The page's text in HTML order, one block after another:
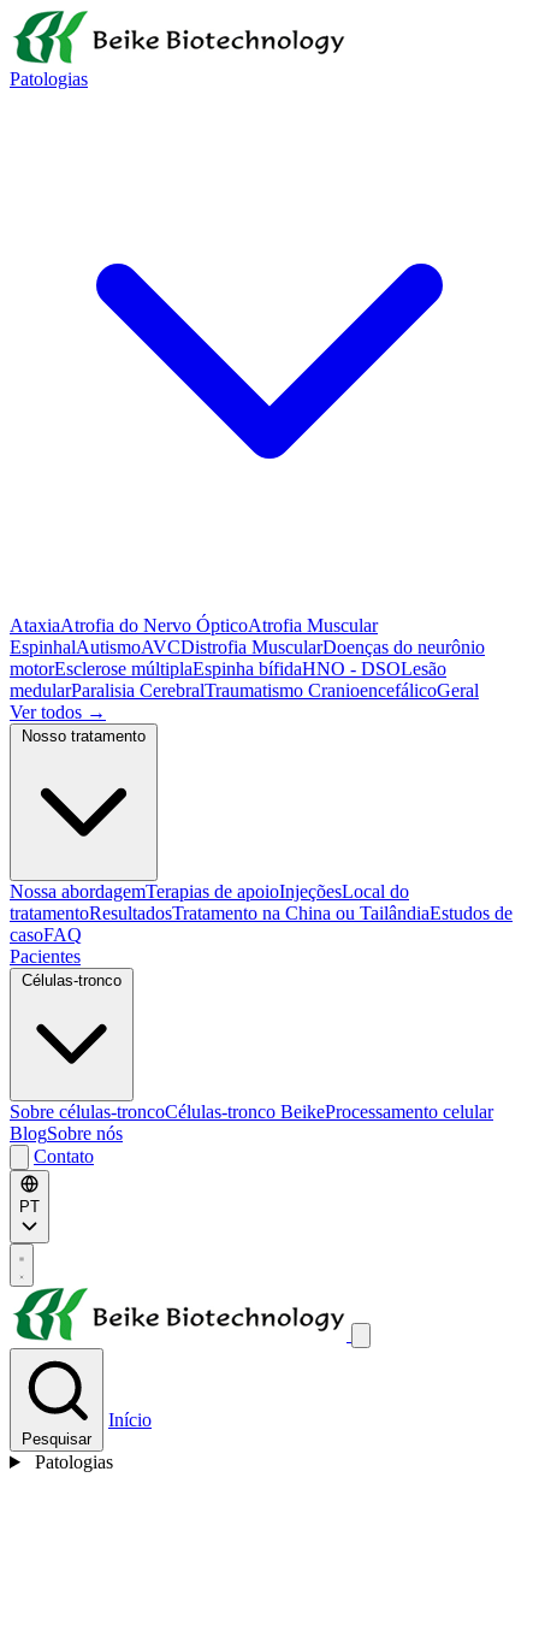
Patologias
AtaxiaAtrofia do Nervo ÓpticoAtrofia Muscular
EspinhalAutismoAVCDistrofia MuscularDoenças do neurônio
motorEsclerose múltiplaEspinha bífidaHNO - DSOLesão
medularParalisia CerebralTraumatismo CranioencefálicoGeral
Ver todos →
Nossa abordagemTerapias de apoioInjeçõesLocal do
tratamentoResultadosTratamento na China ou TailândiaEstudos de
casoFAQ
Pacientes
Sobre células-troncoCélulas-tronco BeikeProcessamento celular
BlogSobre nós
Contato
PT
Pesquisar
Início
Patologias